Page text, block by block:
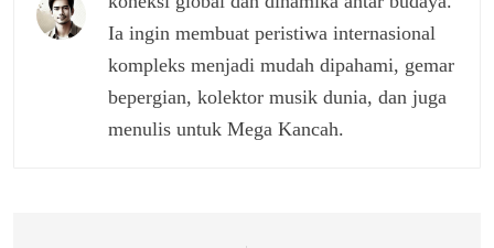
Ia ingin membuat peristiwa internasional
kompleks menjadi mudah dipahami, gemar
bepergian, kolektor musik dunia, dan juga
menulis untuk Mega Kancah.